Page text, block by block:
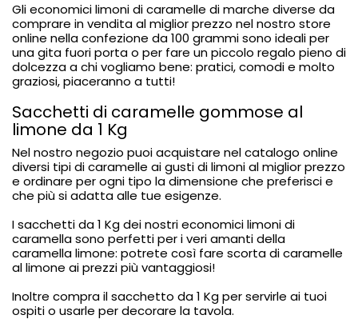
Gli economici limoni di caramelle di marche diverse da
comprare in vendita al miglior prezzo nel nostro store
online nella confezione da 100 grammi sono ideali per
una gita fuori porta o per fare un piccolo regalo pieno di
dolcezza a chi vogliamo bene: pratici, comodi e molto
graziosi, piaceranno a tutti!
Sacchetti di caramelle gommose al
limone da 1 Kg
Nel nostro negozio puoi acquistare nel catalogo online
diversi tipi di caramelle ai gusti di limonial miglior prezzo
e ordinare per ogni tipo la dimensione che preferisci e
che più si adatta alle tue esigenze.
I sacchetti da 1 Kg dei nostri economici limoni di
caramella sono perfetti per i veri amanti della
caramella limone: potrete così fare scorta di caramelle
al limone ai prezzi più vantaggiosi!
Inoltre compra ilsacchetto da 1 Kg per servirle ai tuoi
ospiti o usarle per decorare la tavola.